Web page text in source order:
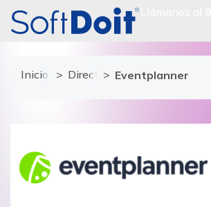
Inicio Directorio de proveedores
Eventplanner